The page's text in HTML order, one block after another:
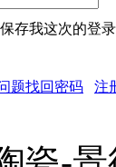
存我这次的登
题找回密码
注